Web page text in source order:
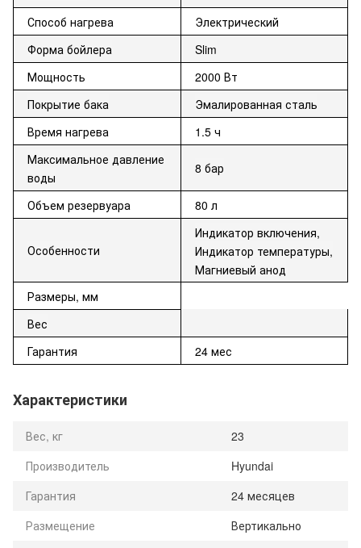
Способ нагрева
Электрический
Форма бойлера
Slim
Мощность
2000 Вт
Покрытие бака
Эмалированная сталь
Время нагрева
1.5 ч
Максимальное давление
воды
8 бар
Объем резервуара 80 л
Особенности
Индикатор включения,
Индикатор температуры,
Магниевый анод
Размеры, мм
Вес
Гарантия
24 мес
Характеристики
Вес, кг
23
Производитель
Hyundai
Гарантия
24 месяцев
Размещение
Вертикально